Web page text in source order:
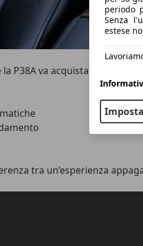
periodo
Senza
estese
P38A va acquistata con
tra un’esperienza